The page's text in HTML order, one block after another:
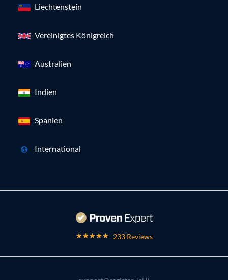
Liechtenstein
Vereinigtes Königreich
Australien
Indien
Spanien
International
233 Reviews